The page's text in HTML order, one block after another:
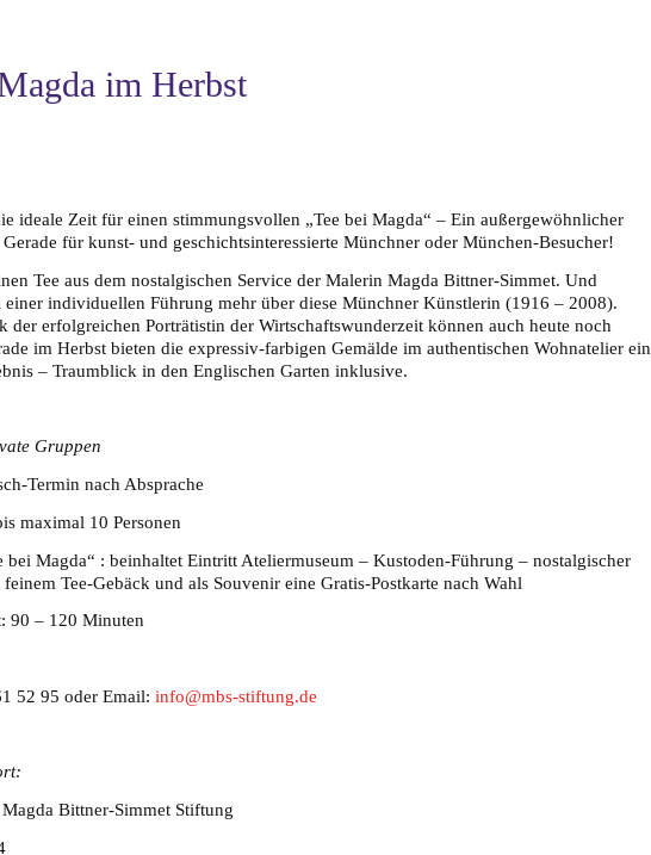
im Herbst
ideale Zeit für einen stimmungsvollen „Tee bei Magda“ – Ein außergewöhnlicher
für kunst- und geschichtsinteressierte Münchner oder München-Besucher!
Tee aus dem nostalgischen Service der Malerin Magda Bittner-Simmet. Und
einer individuellen Führung mehr über diese Münchner Künstlerin (1916 – 2008).
der erfolgreichen Porträtistin der Wirtschaftswunderzeit können auch heute noch
im Herbst bieten die expressiv-farbigen Gemälde im authentischen Wohnatelier ein
– Traumblick in den Englischen Garten inklusive.
Gruppen
Termin nach Absprache
maximal 10 Personen
bei Magda“ : beinhaltet Eintritt Ateliermuseum – Kustoden-Führung – nostalgischer
feinem Tee-Gebäck und als Souvenir eine Gratis-Postkarte nach Wahl
90 – 120 Minuten
52 95 oder Email: info@mbs-stiftung.de
Bittner-Simmet Stiftung